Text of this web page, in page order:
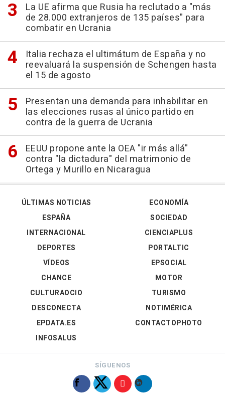
La UE afirma que Rusia ha reclutado a "más
de 28.000 extranjeros de 135 países" para
combatir en Ucrania
Italia rechaza el ultimátum de España y no
reevaluará la suspensión de Schengen hasta
el 15 de agosto
Presentan una demanda para inhabilitar en
las elecciones rusas al único partido en
contra de la guerra de Ucrania
EEUU propone ante la OEA "ir más allá"
contra "la dictadura" del matrimonio de
Ortega y Murillo en Nicaragua
ÚLTIMAS NOTICIAS
ESPAÑA
INTERNACIONAL
DEPORTES
VÍDEOS
ECONOMÍA
SOCIEDAD
CIENCIAPLUS
PORTALTIC
EPSOCIAL
CHANCE
CULTURAOCIO
DESCONECTA
EPDATA.ES
INFOSALUS
MOTOR
TURISMO
NOTIMÉRICA
CONTACTOPHOTO
SÍGUENOS